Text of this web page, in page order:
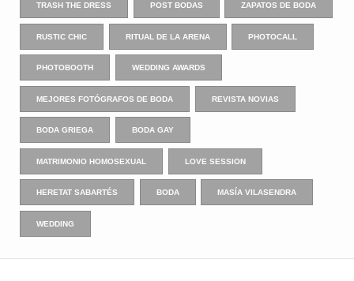
TRASH THE DRESS POST BODAS ZAPATOS DE BODA
RUSTIC CHIC RITUAL DE LA ARENA PHOTOCALL
PHOTOBOOTH WEDDING AWARDS
MEJORES FOTÓGRAFOS DE BODA REVISTA NOVIAS
BODA GRIEGA BODA GAY
MATRIMONIO HOMOSEXUAL LOVE SESSION
HERETAT SABARTÉS BODA MASÍA VILASENDRA
WEDDING